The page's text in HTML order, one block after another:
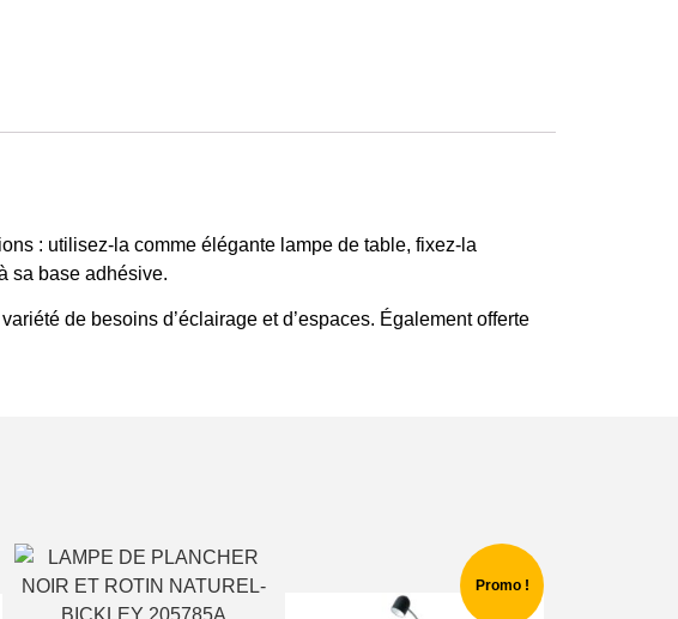
: utilisez-la comme élégante lampe de table, fixez-la
sa base adhésive.
de besoins d’éclairage et d’espaces. Également offerte
Promo !